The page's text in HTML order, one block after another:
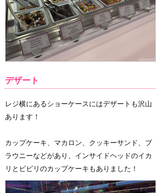
デザート
レジ横にあるショーケースにはデザートも沢山
あります！
カップケーキ、マカロン、クッキーサンド、ブ
ラウニーなどがあり、インサイドヘッドのイカ
リとビビリのカップケーキもありました！